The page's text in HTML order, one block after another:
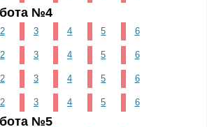
№4
2 3 4 5 6
2 3 4 5 6
2 3 4 5 6
2 3 4 5 6
№5